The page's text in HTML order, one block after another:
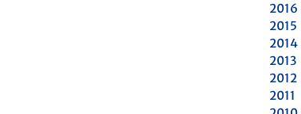
2016
2015
2014
2013
2012
2011